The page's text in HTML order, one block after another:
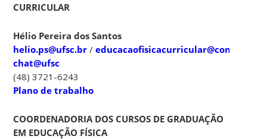
CURRICULAR
Hélio Pereira dos Santos
helio.ps@ufsc.br /
chat@ufsc
(48) 3721-6243
Plano de trabalho
COORDENADORIA DOS CURSOS DE GRADUAÇÃO
EM EDUCAÇÃO FÍSICA